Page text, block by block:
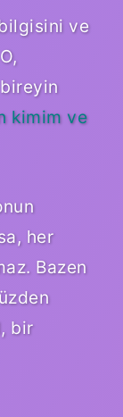
ve
kimim ve
her
Bazen
bir